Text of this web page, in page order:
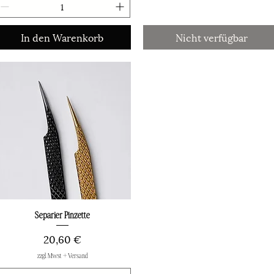
In den Warenkorb Nicht verfügbar
Schnellansicht
Separier Pinzette
Preis
20,60 €
zzgl. Mwst + Versand